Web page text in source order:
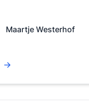
Maartje Westerhof